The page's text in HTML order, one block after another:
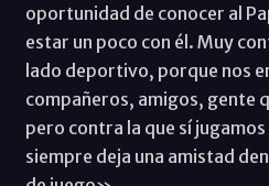
oportunidad de conocer al
estar un poco con él. Muy
lado deportivo, porque nos
compañeros, amigos, gente
pero contra la que sí
siempre deja una amistad